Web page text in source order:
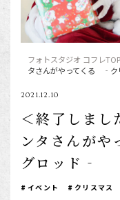
七五三
お宮参り
入学・卒業記念
1/2成人式・十歳の祝
十三祝い・十三参り
マタニティ
家族写真・記念写真
1歳誕生日
フォトスタジオ コフレTOP
タさんがやってくる ‐
2021.12.10
＜終了しまし
ンタさんが
グロッド‐
イベント クリスマス